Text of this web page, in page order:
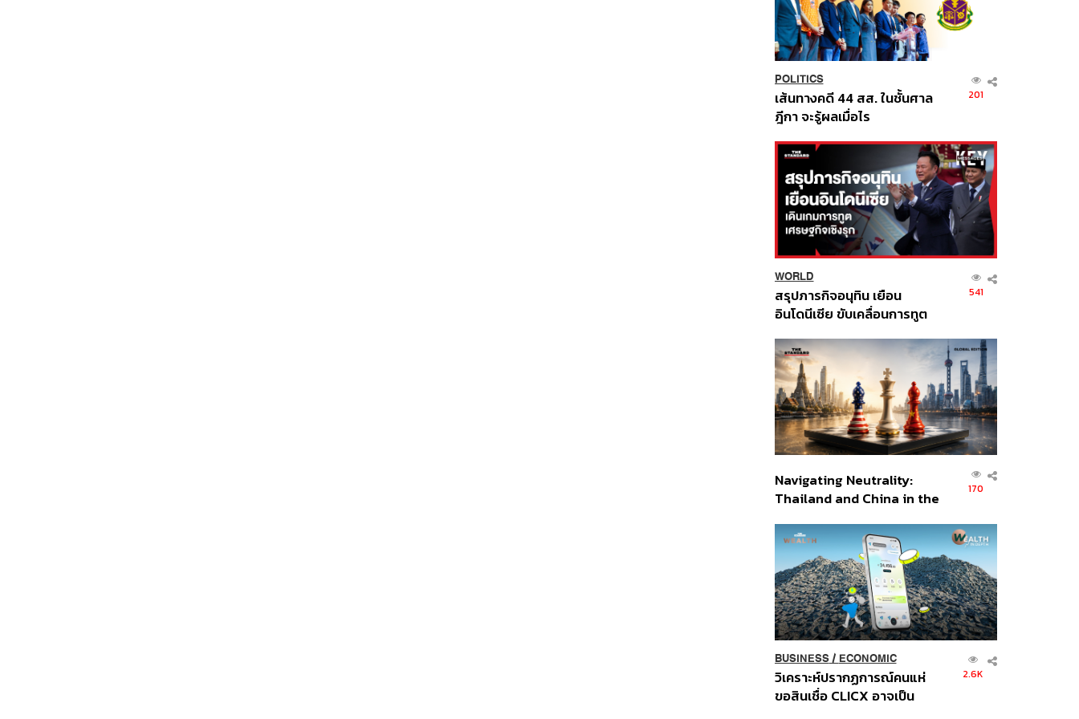
POLITICS
เส้นทางคดี 44 สส. ในชั้นศาล
ฎีกา จะรู้ผลเมื่อไร
201
WORLD
สรุปภารกิจอนุทิน เยือน
อินโดนีเซีย ขับเคลื่อนการทูต
ส่วนยุทธศาสตร์ไทย –
อินโดนีเซีย
541
Navigating Neutrality:
Thailand and China in the
Order
170
BUSINESS/ ECONOMIC
วิเคราะห์ปรากฏการณ์คนแห่
ขอสินเชื่อ CLICX อาจเป็น
2.6K